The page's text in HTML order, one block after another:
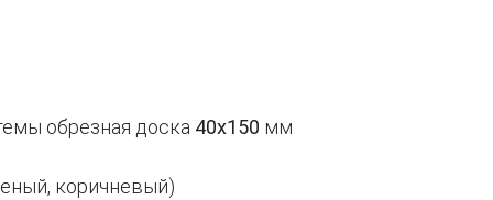
обрезная доска 40х150 мм
коричневый)